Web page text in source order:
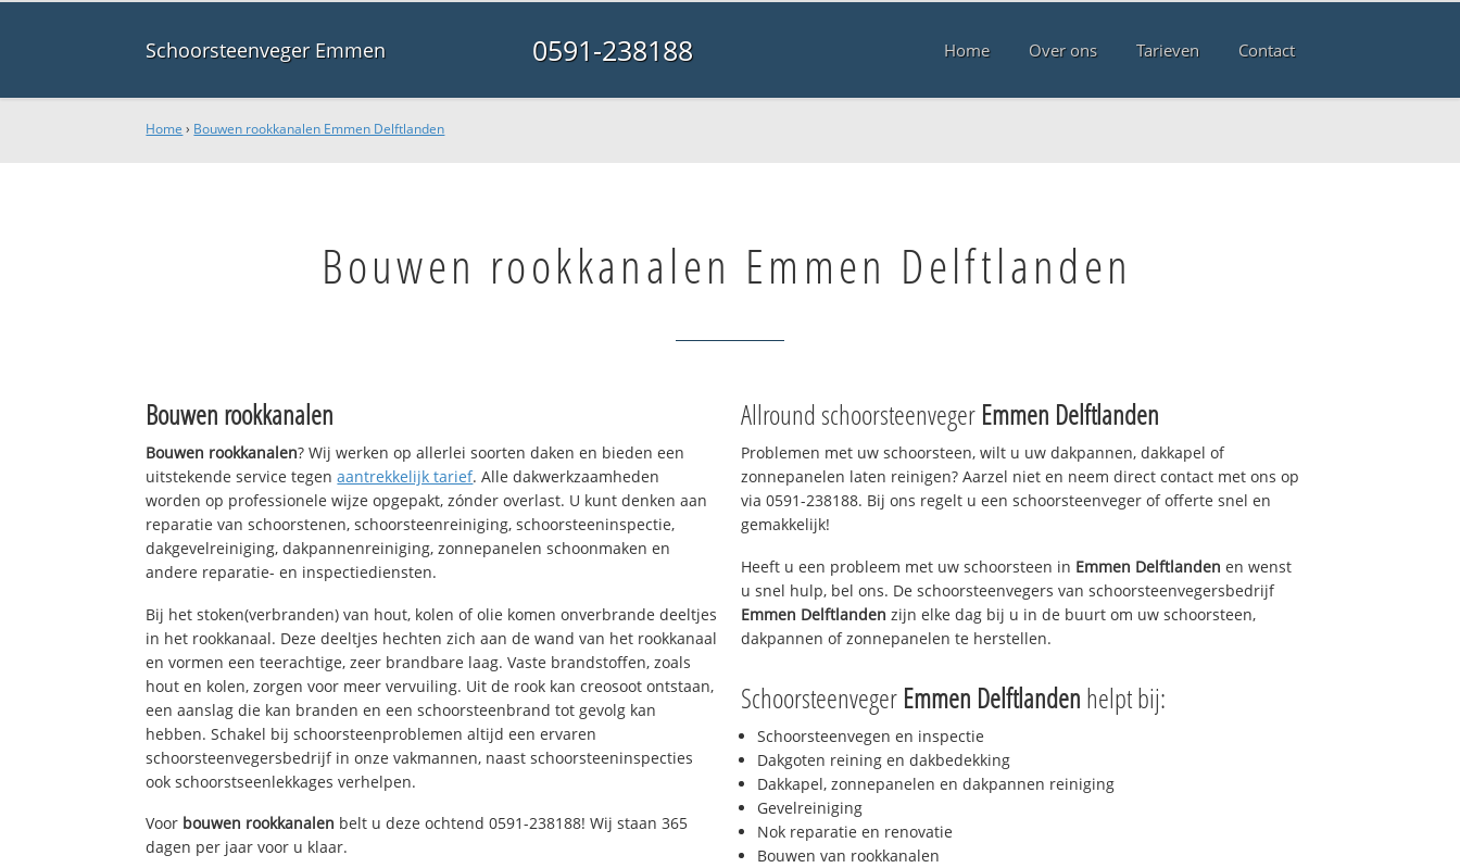
Schoorsteenveger Emmen 0591-238188 Home Over ons Tarieven Contact
Home › Bouwen rookkanalen Emmen Delftlanden
Bouwen rookkanalen Emmen Delftlanden
Bouwen rookkanalen
Bouwen rookkanalen? Wij werken op allerlei soorten daken en bieden een
uitstekende service tegenaantrekkelijk tarief. Alle dakwerkzaamheden
worden op professionele wijze opgepakt, zónder overlast. U kunt denken aan
reparatie van schoorstenen, schoorsteenreiniging, schoorsteeninspectie,
dakgevelreiniging, dakpannenreiniging, zonnepanelen schoonmaken en
andere reparatie- en inspectiediensten.
Bij het stoken(verbranden) van hout, kolen of olie komen onverbrande deeltjes
in het rookkanaal. Deze deeltjes hechten zich aan de wand van het rookkanaal
en vormen een teerachtige, zeer brandbare laag. Vaste brandstoffen, zoals
hout en kolen, zorgen voor meer vervuiling. Uit de rook kan creosoot ontstaan,
een aanslag die kan branden en een schoorsteenbrand tot gevolg kan
hebben. Schakel bij schoorsteenproblemen altijd een ervaren
schoorsteenvegersbedrijf in onze vakmannen, naast schoorsteeninspecties
ook schoorstseenlekkages verhelpen.
Voor bouwen rookkanalen belt u deze ochtend 0591-238188! Wij staan 365
dagen per jaar voor u klaar.
Allround schoorsteenveger Emmen Delftlanden
Problemen met uw schoorsteen, wilt u uw dakpannen, dakkapel of
zonnepanelen laten reinigen? Aarzel niet en neem direct contact met ons op
via 0591-238188. Bij ons regelt u een schoorsteenveger of offerte snel en
gemakkelijk!
Heeft u een probleem met uw schoorsteen in Emmen Delftlanden en wenst
u snel hulp, bel ons. De schoorsteenvegers van schoorsteenvegersbedrijf
Emmen Delftlanden zijn elke dag bij u in de buurt om uw schoorsteen,
dakpannen of zonnepanelen te herstellen.
Schoorsteenveger Emmen Delftlanden helpt bij:
Schoorsteenvegen en inspectie
Dakgoten reining en dakbedekking
Dakkapel, zonnepanelen en dakpannen reiniging
Gevelreiniging
Nok reparatie en renovatie
Bouwen van rookkanalen